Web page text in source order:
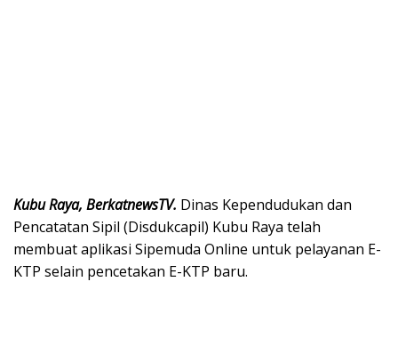
Kubu Raya, BerkatnewsTV. Dinas Kependudukan dan
Pencatatan Sipil (Disdukcapil) Kubu Raya telah
membuat aplikasi Sipemuda Online untuk pelayanan E-
KTP selain pencetakan E-KTP baru.